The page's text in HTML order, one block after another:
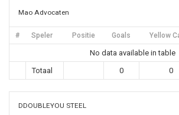
Mao Advocaten
# Speler Positie Goals Yellow
No data available in table
Totaal
0 0
DDOUBLEYOU STEEL